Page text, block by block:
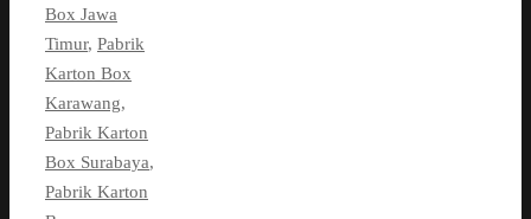
Box Jawa
Timur, Pabrik
Karton Box
Karawang,
Pabrik Karton
Box Surabaya,
Pabrik Karton